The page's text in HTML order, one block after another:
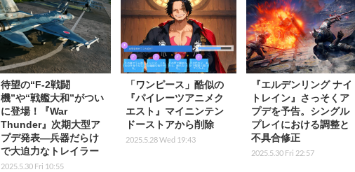
待望の“F-2戦闘
機”や“戦艦大和”がつい
に登場！『War
Thunder』次期大型ア
プデ発表―兵器だらけ
で大迫力なトレイラー
2025.5.30 Fri 10:55
「ワンピース」酷似の
『パイレーツアニメク
エスト』マイニンテン
ドーストアから削除
2025.5.28 Wed 19:43
『エルデンリング ナイ
トレイン』さっそくア
プデを予告。シングル
プレイにおける調整と
不具合修正
2025.5.30 Fri 22:57